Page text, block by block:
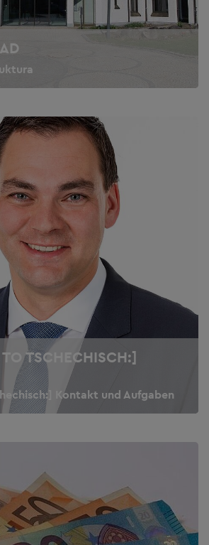
TSCHECHISCH:]
Kontakt und Aufgaben